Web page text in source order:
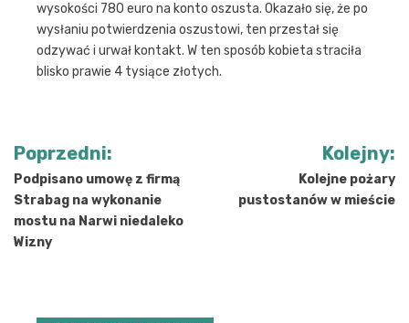
wysokości 780 euro na konto oszusta. Okazało się, że po
wysłaniu potwierdzenia oszustowi, ten przestał się
odzywać i urwał kontakt. W ten sposób kobieta straciła
blisko prawie 4 tysiące złotych.
Nawigacja
wpisu
Poprzedni:
Podpisano umowę z firmą
Strabag na wykonanie
mostu na Narwi niedaleko
Wizny
Kolejny:
Kolejne pożary
pustostanów w mieście